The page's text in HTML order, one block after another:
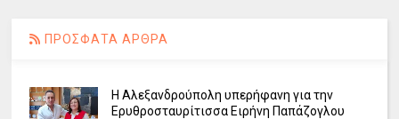
ΠΡΟΣΦΑΤΑ ΑΡΘΡΑ
Η Αλεξανδρούπολη υπερήφανη για την
Ερυθροσταυρίτισσα Ειρήνη Παπάζογλου